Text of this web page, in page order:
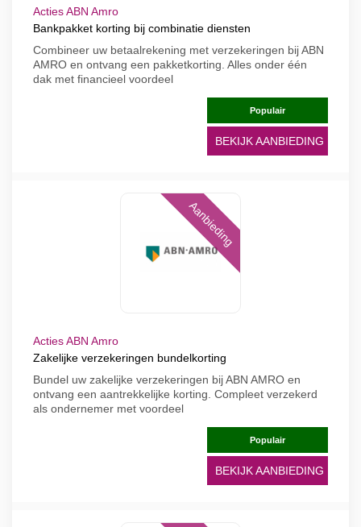
Acties ABN Amro
Bankpakket korting bij combinatie diensten
Combineer uw betaalrekening met verzekeringen bij ABN
AMRO en ontvang een pakketkorting. Alles onder één
dak met financieel voordeel
Populair
BEKIJK AANBIEDING
Aanbieding
Acties ABN Amro
Zakelijke verzekeringen bundelkorting
Bundel uw zakelijke verzekeringen bij ABN AMRO en
ontvang een aantrekkelijke korting. Compleet verzekerd
als ondernemer met voordeel
Populair
BEKIJK AANBIEDING